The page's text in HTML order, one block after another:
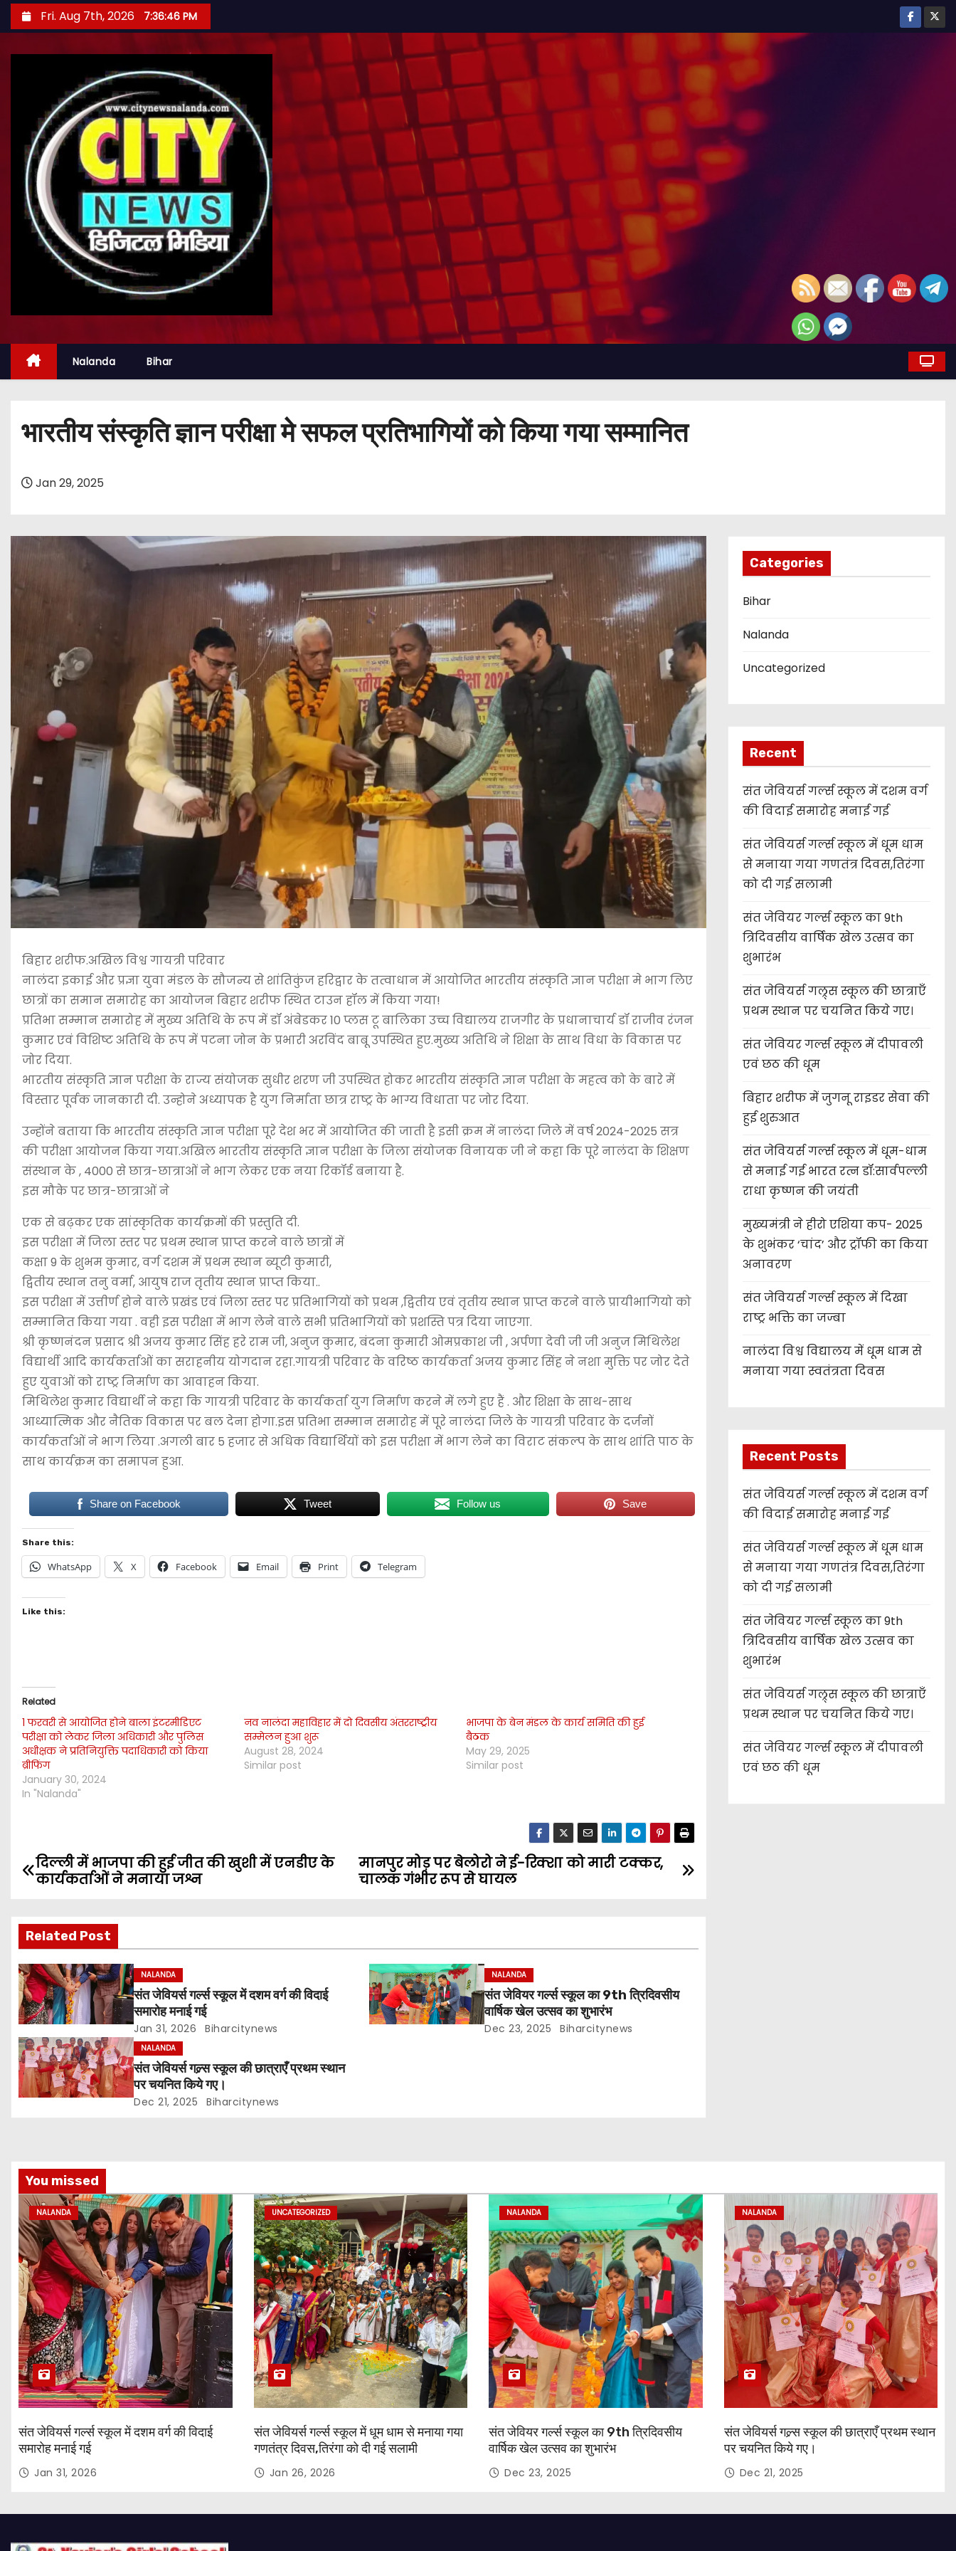
k
Fri. Aug 7th, 2026 7:36:47 PM
Nalanda Bihar
भारतीय संस्कृति ज्ञान परीक्षा मे सफल प्रतिभागियों को किया गया सम्मानित
Jan 29, 2025
बिहार शरीफ.अखिल विश्व गायत्री परिवार
नालंदा इकाई और प्रज्ञा युवा मंडल के सौजन्य से शांतिकुंज हरिद्वार के तत्वाधान में आयोजित भारतीय संस्कृति ज्ञान परीक्षा मे भाग लिए
छात्रों का समान समारोह का आयोजन बिहार शरीफ स्थित टाउन हॉल में किया गया!
प्रतिभा सम्मान समारोह में मुख्य अतिथि के रूप में डॉ अंबेडकर 10 प्लस टू बालिका उच्च विद्यालय राजगीर के प्रधानाचार्य डॉ राजीव रंजन
कुमार एवं विशिष्ट अतिथि के रूप में पटना जोन के प्रभारी अरविंद बाबू उपस्थित हुए.मुख्य अतिथि ने शिक्षा के साथ विधा के विकास पर
जोर दिया.
भारतीय संस्कृति ज्ञान परीक्षा के राज्य संयोजक सुधीर शरण जी उपस्थित होकर भारतीय संस्कृति ज्ञान परीक्षा के महत्व को के बारे में
विस्तार पूर्वक जानकारी दी. उन्होने अध्यापक है युग निर्माता छात्र राष्ट्र के भाग्य विधाता पर जोर दिया.
उन्होंने बताया कि भारतीय संस्कृति ज्ञान परीक्षा पूरे देश भर में आयोजित की जाती है इसी क्रम में नालंदा जिले में वर्ष 2024-2025 सत्र
की परीक्षा आयोजन किया गया.अखिल भारतीय संस्कृति ज्ञान परीक्षा के जिला संयोजक विनायक जी ने कहा कि पूरे नालंदा के शिक्षण
संस्थान के , 4000 से छात्र-छात्राओं ने भाग लेकर एक नया रिकॉर्ड बनाया है.
इस मौके पर छात्र-छात्राओं ने
एक से बढ़कर एक सांस्कृतिक कार्यक्रमों की प्रस्तुति दी.
इस परीक्षा में जिला स्तर पर प्रथम स्थान प्राप्त करने वाले छात्रों में
कक्षा 9 के शुभम कुमार, वर्ग दशम में प्रथम स्थान ब्यूटी कुमारी,
द्वितीय स्थान तनु वर्मा, आयुष राज तृतीय स्थान प्राप्त किया..
इस परीक्षा में उत्तीर्ण होने वाले प्रखंड एवं जिला स्तर पर प्रतिभागियों को प्रथम ,द्वितीय एवं तृतीय स्थान प्राप्त करने वाले प्रायीभागियो को
सम्मानित किया गया . वही इस परीक्षा में भाग लेने वाले सभी प्रतिभागियों को प्रशस्ति पत्र दिया जाएगा.
श्री कृष्णनंदन प्रसाद श्री अजय कुमार सिंह हरे राम जी, अनुज कुमार, बंदना कुमारी ओमप्रकाश जी , अर्पणा देवी जी जी अनुज मिथिलेश
विद्यार्थी आदि कार्यकर्ताओं का सराहनीय योगदान रहा.गायत्री परिवार के वरिष्ठ कार्यकर्ता अजय कुमार सिंह ने नशा मुक्ति पर जोर देते
हुए युवाओं को राष्ट्र निर्माण का आवाहन किया.
मिथिलेश कुमार विद्यार्थी ने कहा कि गायत्री परिवार के कार्यकर्ता युग निर्माण करने में लगे हुए हैं . और शिक्षा के साथ-साथ
आध्यात्मिक और नैतिक विकास पर बल देना होगा.इस प्रतिभा सम्मान समारोह में पूरे नालंदा जिले के गायत्री परिवार के दर्जनों
कार्यकर्ताओं ने भाग लिया .अगली बार 5 हजार से अधिक विद्यार्थियों को इस परीक्षा में भाग लेने का विराट संकल्प के साथ शांति पाठ के
साथ कार्यक्रम का समापन हुआ.
Share on Facebook Tweet Follow us Save
Share this:
WhatsApp X Facebook Email Print Telegram
Like this:
Related
1 फरवरी से आयोजित होने बाला इंटरमीडिएट
परीक्षा को लेकर जिला अधिकारी और पुलिस
अधीक्षक ने प्रतिनियुक्ति पदाधिकारी को किया
ब्रीफिंग
January 30, 2024
In "Nalanda"
नव नालंदा महाविहार में दो दिवसीय अंतरराष्ट्रीय
सम्मेलन हुआ शुरू
August 28, 2024
Similar post
भाजपा के बेन मंडल के कार्य समिति की हुई
बैठक
May 29, 2025
Similar post
P
s
t
n
a
v
i
t
i
o
n
मानपुर मोड़ पर बेलोरो ने ई-रिक्शा को मारी टक्कर,
चालक गंभीर रूप से घायल
दिल्ली में भाजपा की हुई जीत की खुशी में एनडीए के
कार्यकर्ताओं ने मनाया जश्न
Related Post
NALANDA
संत जेवियर्स गर्ल्स स्कूल में दशम वर्ग की विदाई
समारोह मनाई गई
Jan 31, 2026 Biharcitynews
NALANDA
संत जेवियर गर्ल्स स्कूल का 9th त्रिदिवसीय
वार्षिक खेल उत्सव का शुभारंभ
Dec 23, 2025 Biharcitynews
NALANDA
संत जेवियर्स गल्र्स स्कूल की छात्र‌ाएँ प्रथम स्थान
पर चयनित किये गए।
Dec 21, 2025 Biharcitynews
Categories
Bihar
Nalanda
Uncategorized
Recent
संत जेवियर्स गर्ल्स स्कूल में दशम वर्ग
की विदाई समारोह मनाई गई
संत जेवियर्स गर्ल्स स्कूल में धूम धाम
से मनाया गया गणतंत्र दिवस,तिरंगा
को दी गई सलामी
संत जेवियर गर्ल्स स्कूल का 9th
त्रिदिवसीय वार्षिक खेल उत्सव का
शुभारंभ
संत जेवियर्स गल्र्स स्कूल की छात्र‌ाएँ
प्रथम स्थान पर चयनित किये गए।
संत जेवियर गर्ल्स स्कूल में दीपावली
एवं छठ की धूम
बिहार शरीफ में जुगनू राइडर सेवा की
हुई शुरुआत
संत जेवियर्स गर्ल्स स्कूल में धूम-धाम
से मनाई गई भारत रत्न डॉ:सार्वपल्ली
राधा कृष्णन की जयंती
मुख्यमंत्री ने हीरो एशिया कप- 2025
के शुभंकर ‘चांद’ और ट्रॉफी का किया
अनावरण
संत जेवियर्स गर्ल्स स्कूल में दिखा
राष्ट्र भक्ति का जज्बा
नालंदा विश्व विद्यालय में धूम धाम से
मनाया गया स्वतंत्रता दिवस
Recent Posts
संत जेवियर्स गर्ल्स स्कूल में दशम वर्ग
की विदाई समारोह मनाई गई
संत जेवियर्स गर्ल्स स्कूल में धूम धाम
से मनाया गया गणतंत्र दिवस,तिरंगा
को दी गई सलामी
संत जेवियर गर्ल्स स्कूल का 9th
त्रिदिवसीय वार्षिक खेल उत्सव का
शुभारंभ
संत जेवियर्स गल्र्स स्कूल की छात्र‌ाएँ
प्रथम स्थान पर चयनित किये गए।
संत जेवियर गर्ल्स स्कूल में दीपावली
एवं छठ की धूम
You missed
NALANDA
संत जेवियर्स गर्ल्स स्कूल में दशम वर्ग की विदाई
समारोह मनाई गई
Jan 31, 2026
UNCATEGORIZED
संत जेवियर्स गर्ल्स स्कूल में धूम धाम से मनाया गया
गणतंत्र दिवस,तिरंगा को दी गई सलामी
Jan 26, 2026
NALANDA
संत जेवियर गर्ल्स स्कूल का 9th त्रिदिवसीय
वार्षिक खेल उत्सव का शुभारंभ
Dec 23, 2025
NALANDA
संत जेवियर्स गल्र्स स्कूल की छात्र‌ाएँ प्रथम स्थान
पर चयनित किये गए।
Dec 21, 2025